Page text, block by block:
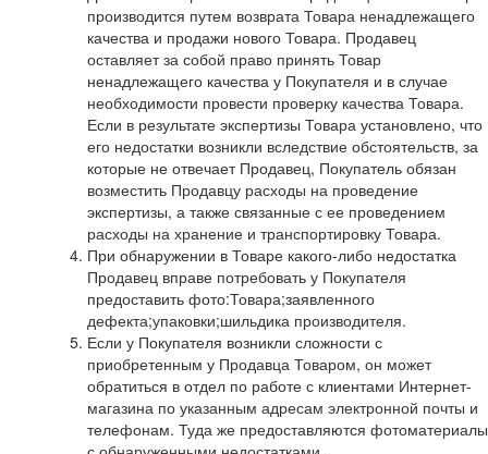
производится путем возврата Товара ненадлежащего
качества и продажи нового Товара. Продавец
оставляет за собой право принять Товар
ненадлежащего качества у Покупателя и в случае
необходимости провести проверку качества Товара.
Если в результате экспертизы Товара установлено, что
его недостатки возникли вследствие обстоятельств, за
которые не отвечает Продавец, Покупатель обязан
возместить Продавцу расходы на проведение
экспертизы, а также связанные с ее проведением
расходы на хранение и транспортировку Товара.
При обнаружении в Товаре какого-либо недостатка
Продавец вправе потребовать у Покупателя
предоставить фото:Товара;заявленного
дефекта;упаковки;шильдика производителя.
Если у Покупателя возникли сложности с
приобретенным у Продавца Товаром, он может
обратиться в отдел по работе с клиентами Интернет-
магазина по указанным адресам электронной почты и
телефонам. Туда же предоставляются фотоматериалы